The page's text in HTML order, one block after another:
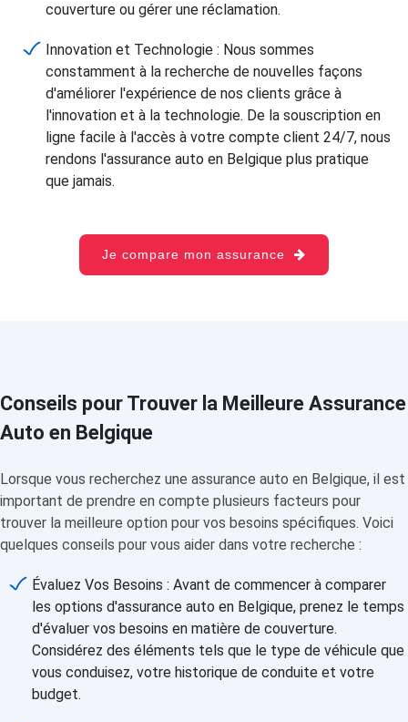
couverture ou gérer une réclamation.
Innovation et Technologie : Nous sommes
constamment à la recherche de nouvelles façons
d'améliorer l'expérience de nos clients grâce à
l'innovation et à la technologie. De la souscription en
ligne facile à l'accès à votre compte client 24/7, nous
rendons l'assurance auto en Belgique plus pratique
que jamais.
Je compare mon assurance
Conseils pour Trouver la Meilleure Assurance
Auto en Belgique
Lorsque vous recherchez une assurance auto en Belgique, il est
important de prendre en compte plusieurs facteurs pour
trouver la meilleure option pour vos besoins spécifiques. Voici
quelques conseils pour vous aider dans votre recherche :
Évaluez Vos Besoins : Avant de commencer à comparer
les options d'assurance auto en Belgique, prenez le temps
d'évaluer vos besoins en matière de couverture.
Considérez des éléments tels que le type de véhicule que
vous conduisez, votre historique de conduite et votre
budget.